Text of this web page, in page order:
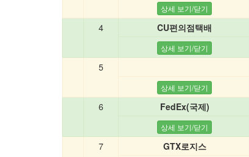
4
CU편의점택배
5
6
FedEx(국제)
7
GTX로지스